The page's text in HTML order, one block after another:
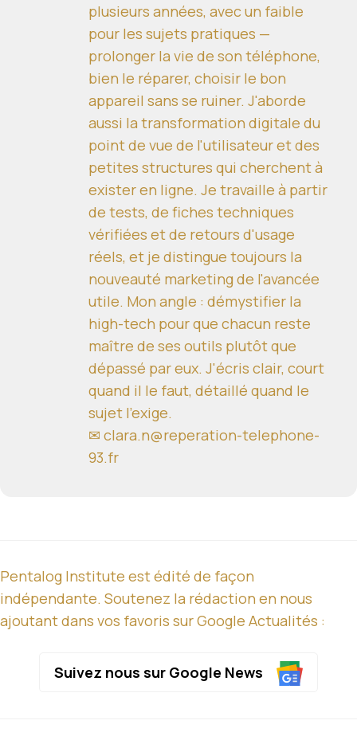
plusieurs années, avec un faible
pour les sujets pratiques —
prolonger la vie de son téléphone,
bien le réparer, choisir le bon
appareil sans se ruiner. J'aborde
aussi la transformation digitale du
point de vue de l'utilisateur et des
petites structures qui cherchent à
exister en ligne. Je travaille à partir
de tests, de fiches techniques
vérifiées et de retours d'usage
réels, et je distingue toujours la
nouveauté marketing de l'avancée
utile. Mon angle : démystifier la
high-tech pour que chacun reste
maître de ses outils plutôt que
dépassé par eux. J'écris clair, court
quand il le faut, détaillé quand le
sujet l'exige.
✉ clara.n@reperation-telephone-
93.fr
Pentalog Institute est édité de façon
indépendante. Soutenez la rédaction en nous
ajoutant dans vos favoris sur Google Actualités :
Suivez nous sur Google News